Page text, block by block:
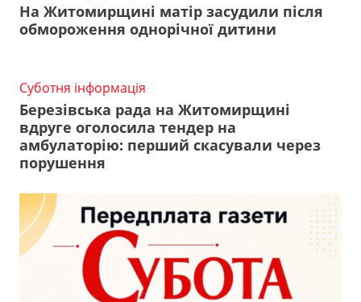
На Житомирщині матір засудили після
обмороження однорічної дитини
Суботня інформація
Березівська рада на Житомирщині
вдруге оголосила тендер на
амбулаторію: перший скасували через
порушення